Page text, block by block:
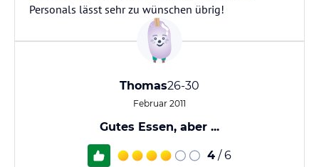
Personals lässt sehr zu wünschen übrig!
Thomas26-30
Februar 2011
Gutes Essen, aber ...
4 / 6